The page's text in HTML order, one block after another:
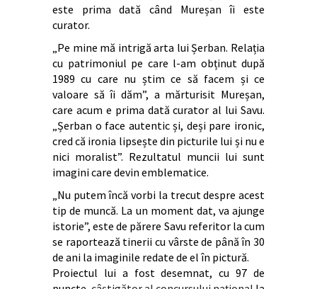
este prima dată când Mureșan îi este
curator.
„Pe mine mă intrigă arta lui Șerban. Relația
cu patrimoniul pe care l-am obținut după
1989 cu care nu știm ce să facem și ce
valoare să îi dăm”, a mărturisit Mureșan,
care acum e prima dată curator al lui Savu.
„Șerban o face autentic și, deși pare ironic,
cred că ironia lipsește din picturile lui și nu e
nici moralist”. Rezultatul muncii lui sunt
imagini care devin emblematice.
„Nu putem încă vorbi la trecut despre acest
tip de muncă. La un moment dat, va ajunge
istorie”, este de părere Savu referitor la cum
se raportează tinerii cu vârste de până în 30
de ani la imaginile redate de el în pictură.
Proiectul lui a fost desemnat, cu 97 de